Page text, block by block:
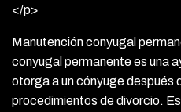
</p>
Manutención conyugal
conyugal permanente es una
otorga a un cónyuge después
procedimientos de divorcio.